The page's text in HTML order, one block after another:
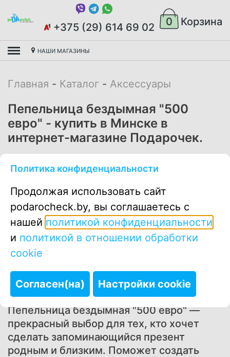
+375 (29) 614 69 02 0 Корзина
НАШИ МАГАЗИНЫ
Главная Каталог Аксессуары
Пепельница бездымная "500
евро" - купить в Минске в
интернет-магазине Подарочек.
16.00руб
В корзину
Купить в один клик
Пепельница бездымная "500 евро" ―
прекрасный выбор для тех, кто хочет
сделать запоминающийся презент
родным и близким. Поможет создать
Политика конфиденциальности
Продолжая использовать сайт
podarocheck.by, вы соглашаетесь с
нашей политикой конфиденциальности
и политикой в отношении обработки
cookie
Согласен(на) Настройки cookie